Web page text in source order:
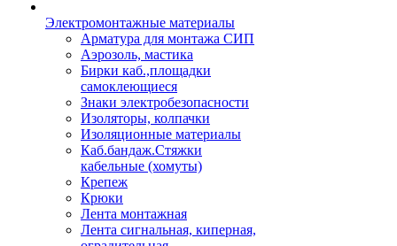
Электромонтажные материалы
Арматура для монтажа СИП
Аэрозоль, мастика
Бирки каб.,площадки
самоклеющиеся
Знаки электробезопасности
Изоляторы, колпачки
Изоляционные материалы
Каб.бандаж.Стяжки
кабельные (хомуты)
Крепеж
Крюки
Лента монтажная
Лента сигнальная, киперная,